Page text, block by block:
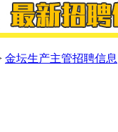
金坛生产主管招聘信息